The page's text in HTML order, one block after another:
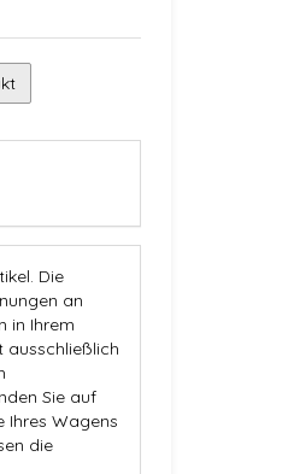
Die
an
in Ihrem
ausschließlich
Sie auf
Ihres Wagens
die